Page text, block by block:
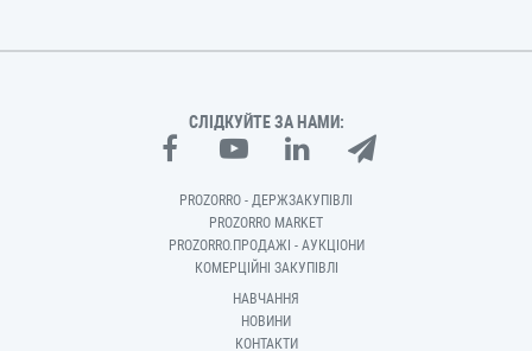
СЛІДКУЙТЕ ЗА НАМИ:
PROZORRO - ДЕРЖЗАКУПІВЛІ
PROZORRO MARKET
PROZORRO.ПРОДАЖІ - АУКЦІОНИ
КОМЕРЦІЙНІ ЗАКУПІВЛІ
НАВЧАННЯ
НОВИНИ
КОНТАКТИ